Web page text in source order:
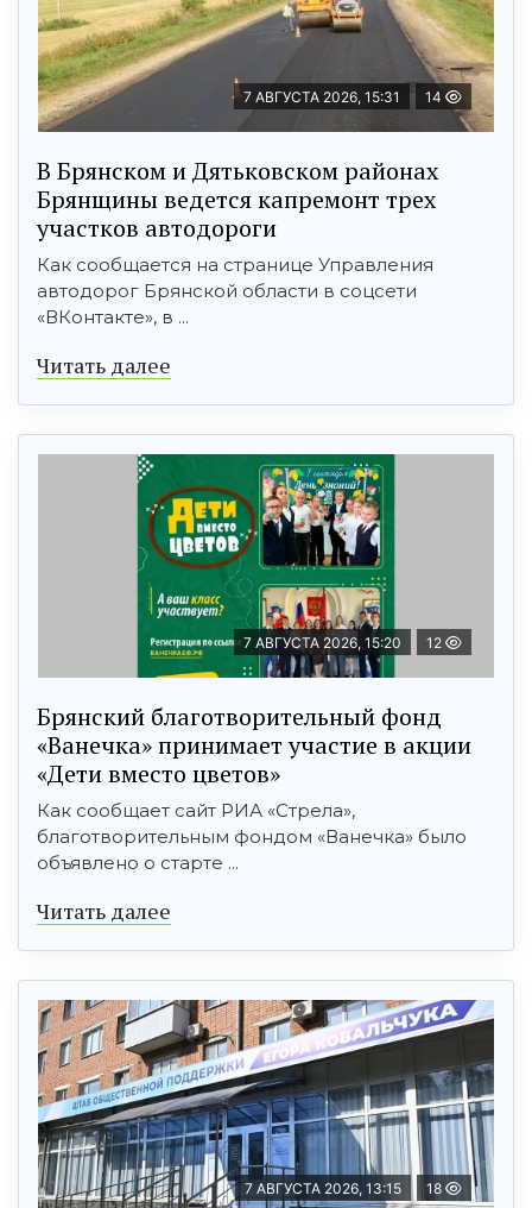
7 АВГУСТА 2026, 15:31 14
В Брянском и Дятьковском районах
Брянщины ведется капремонт трех
участков автодороги
Как сообщается на странице Управления
автодорог Брянской области в соцсети
«ВКонтакте», в ...
Читать далее
7 АВГУСТА 2026, 15:20 12
Брянский благотворительный фонд
«Ванечка» принимает участие в акции
«Дети вместо цветов»
Как сообщает сайт РИА «Стрела»,
благотворительным фондом «Ванечка» было
объявлено о старте ...
Читать далее
7 АВГУСТА 2026, 13:15 18